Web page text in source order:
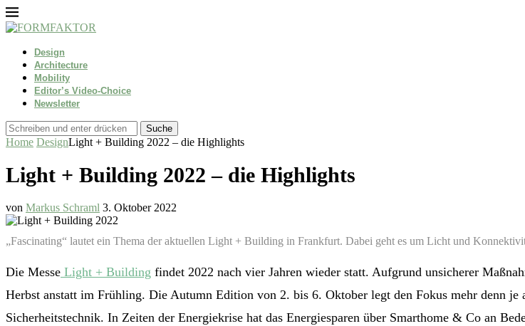
Design
Architecture
Mobility
Editor’s Video-Choice
Newsletter
Suche
Home DesignLight + Building 2022 – die Highlights
Light + Building 2022 – die Highlights
von Markus Schraml 3. Oktober 2022
„Fascinating“ lautet ein Thema der aktuellen Light + Building in Frankfurt. Dabei geht es um Licht und
Die Messe Light + Building findet 2022 nach vier Jahren wieder statt. Aufgrund unsicherer
Herbst anstatt im Frühling. Die Autumn Edition von 2. bis 6. Oktober legt den Fokus mehr denn
Sicherheitstechnik. In Zeiten der Energiekrise hat das Energiesparen über Smarthome & Co an